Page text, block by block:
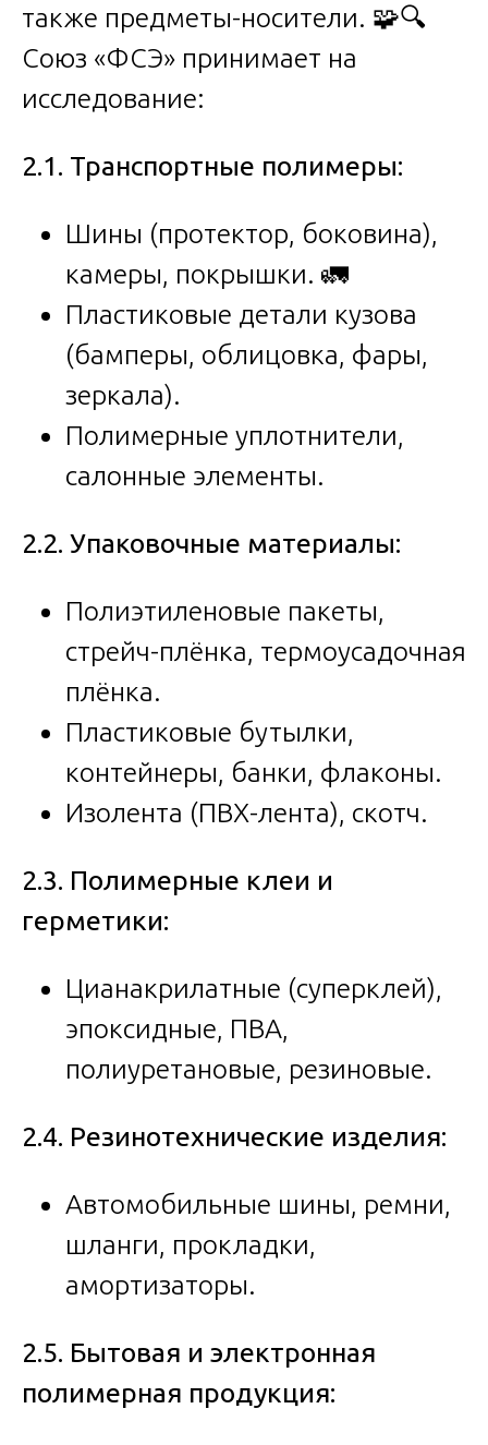
также предметы-носители. 🧩🔍
Союз «ФСЭ» принимает на
исследование:
2.1. Транспортные полимеры:
Шины (протектор, боковина),
камеры, покрышки. 🚛
Пластиковые детали кузова
(бамперы, облицовка, фары,
зеркала).
Полимерные уплотнители,
салонные элементы.
2.2. Упаковочные материалы:
Полиэтиленовые пакеты,
стрейч-плёнка, термоусадочная
плёнка.
Пластиковые бутылки,
контейнеры, банки, флаконы.
Изолента (ПВХ-лента), скотч.
2.3. Полимерные клеи и
герметики:
Цианакрилатные (суперклей),
эпоксидные, ПВА,
полиуретановые, резиновые.
2.4. Резинотехнические изделия:
Автомобильные шины, ремни,
шланги, прокладки,
амортизаторы.
2.5. Бытовая и электронная
полимерная продукция: